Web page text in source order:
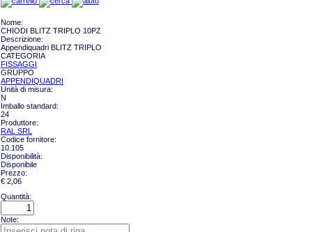
Nome:
CHIODI BLITZ TRIPLO 10PZ
Descrizione:
Appendiquadri BLITZ TRIPLO
CATEGORIA
FISSAGGI
GRUPPO
APPENDIQUADRI
Unità di misura:
N
Imballo standard:
24
Produttore:
RAL SRL
Codice fornitore:
10.105
Disponibilità:
Disponibile
Prezzo:
€ 2,06
Quantità:
Note: